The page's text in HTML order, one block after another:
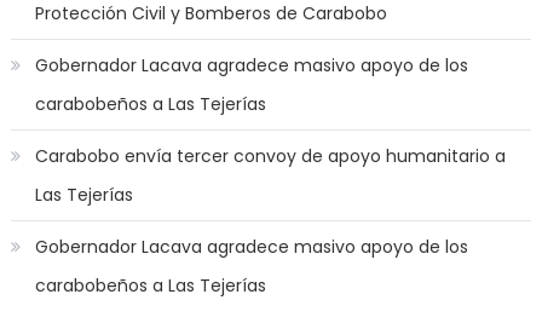
jerk
off
game
with
you
joi
nana
nakamura
gets
Protección Civil y Bomberos de Carabobo
Gobernador Lacava agradece masivo apoyo de los
carabobeños a Las Tejerías
Carabobo envía tercer convoy de apoyo humanitario a
Las Tejerías
Gobernador Lacava agradece masivo apoyo de los
carabobeños a Las Tejerías